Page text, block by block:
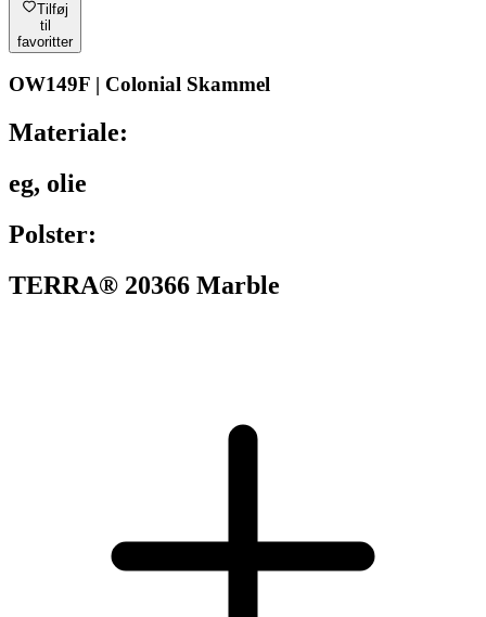
Tilføj
til
favoritter
OW149F | Colonial Skammel
Materiale:
eg, olie
Polster:
TERRA® 20366 Marble